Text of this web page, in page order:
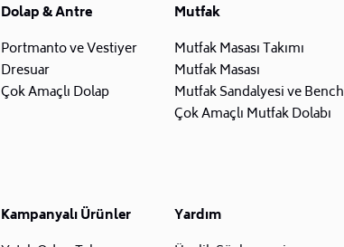
Dolap & Antre
Portmanto ve Vestiyer
Dresuar
Çok Amaçlı Dolap
Mutfak
Mutfak Masası Takımı
Mutfak Masası
Mutfak Sandalyesi ve Bench
Çok Amaçlı Mutfak Dolabı
Kampanyalı Ürünler
Yardım